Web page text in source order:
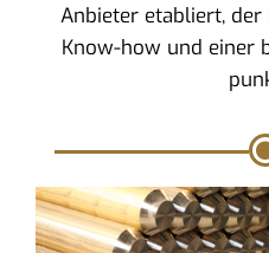
Anbieter etabliert,
Know-how und einer